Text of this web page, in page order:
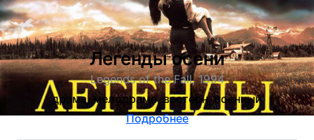
Легенды осени
Legends of the Fall, 1994
драма, мелодрама, вестерн, военный
Подробнее